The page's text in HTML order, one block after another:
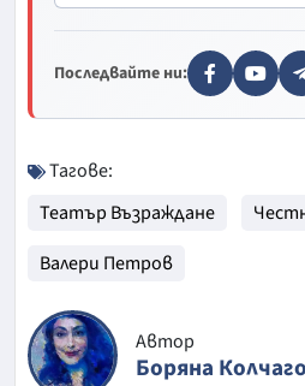
Последвайте ни:
Тагове:
Театър Възраждане
Валери Петров
Автор
Боряна